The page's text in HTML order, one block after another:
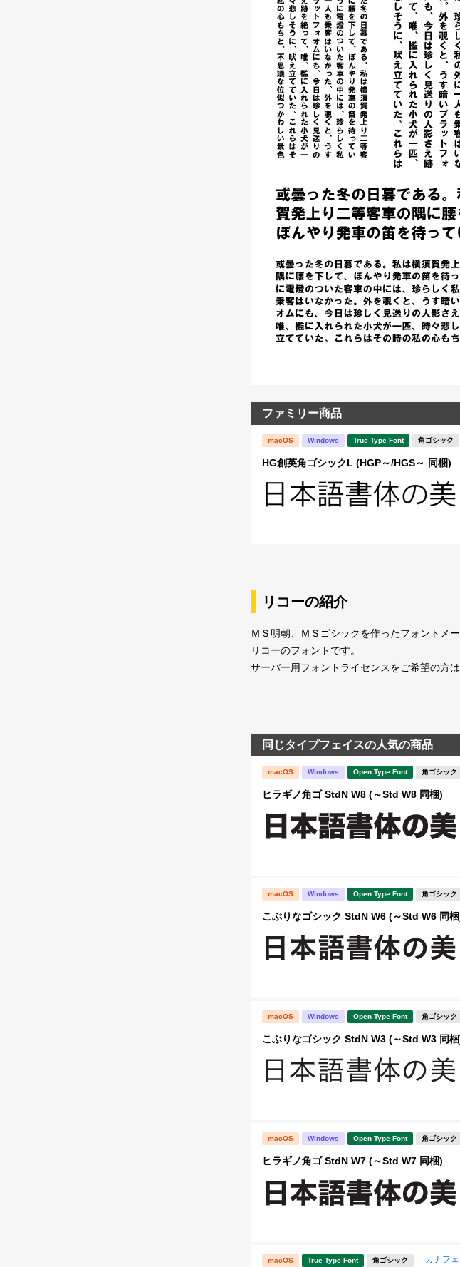
ファミリー商品
macOS Windows True Type Font 角ゴシック
HG創英角ゴシックL (HGP～/HGS～ 同梱)
リコーの紹介
ＭＳ明朝、ＭＳゴシックを作ったフォントメ
リコーのフォントです。
サーバー用フォントライセンスをご希望の方は
同じタイプフェイスの人気の商品
macOS Windows Open Type Font 角ゴシック
ヒラギノ角ゴ StdN W8 (～Std W8 同梱)
macOS Windows Open Type Font 角ゴシック
こぶりなゴシック StdN W6 (～Std W6 同
macOS Windows Open Type Font 角ゴシック
こぶりなゴシック StdN W3 (～Std W3 同
macOS Windows Open Type Font 角ゴシック
ヒラギノ角ゴ StdN W7 (～Std W7 同梱)
macOS True Type Font 角ゴシック カナフ